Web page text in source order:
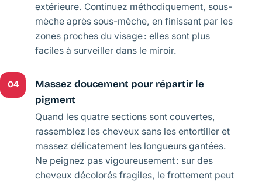
extérieure. Continuez méthodiquement, sous-
mèche après sous-mèche, en finissant par les
zones proches du visage : elles sont plus
faciles à surveiller dans le miroir.
04
Massez doucement pour répartir le
pigment
Quand les quatre sections sont couvertes,
rassemblez les cheveux sans les entortiller et
massez délicatement les longueurs gantées.
Ne peignez pas vigoureusement : sur des
cheveux décolorés fragiles, le frottement peut